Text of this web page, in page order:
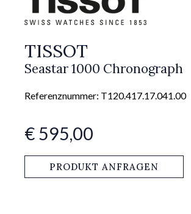
TISSOT
Seastar 1000 Chronograph
Referenznummer: T120.417.17.041.00
€ 595,00
PRODUKT ANFRAGEN